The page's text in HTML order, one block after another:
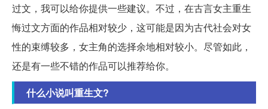
过文，我可以给你提供一些建议。不过，在古言女主重生
悔过文方面的作品相对较少，这可能是因为古代社会对女
性的束缚较多，女主角的选择余地相对较小。尽管如此，
还是有一些不错的作品可以推荐给你。
什么小说叫重生文?